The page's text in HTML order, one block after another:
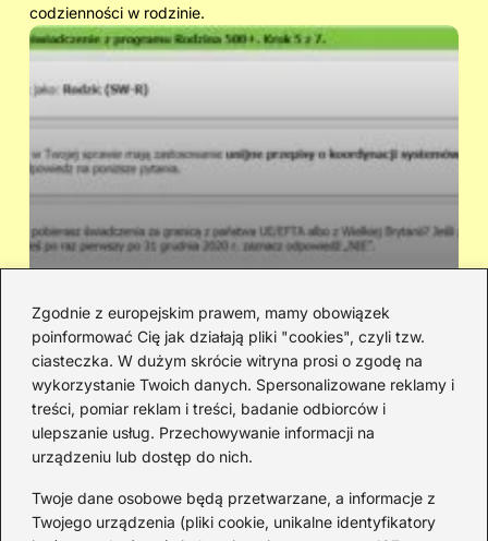
Zgodnie z europejskim prawem, mamy obowiązek
poinformować Cię jak działają pliki "cookies", czyli tzw.
ciasteczka. W dużym skrócie witryna prosi o zgodę na
wykorzystanie Twoich danych. Spersonalizowane reklamy i
treści, pomiar reklam i treści, badanie odbiorców i
ulepszanie usług. Przechowywanie informacji na
urządzeniu lub dostęp do nich.
Twoje dane osobowe będą przetwarzane, a informacje z
Twojego urządzenia (pliki cookie, unikalne identyfikatory
codzienności w rodzinie.
Ile dostaniesz na dziecko z 500+ i
innych świadczeń? Wyliczenie kwot
Redakcja
JazzJuniors.pl to miejsce dla rodziców, nauczycieli,